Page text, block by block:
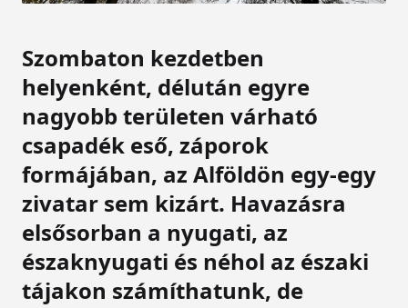
Szombaton kezdetben
helyenként, délután egyre
nagyobb területen várható
csapadék eső, záporok
formájában, az Alföldön egy-egy
zivatar sem kizárt. Havazásra
elsősorban a nyugati, az
északnyugati és néhol az északi
tájakon számíthatunk, de